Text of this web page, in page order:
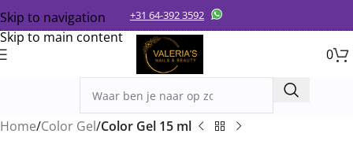
Skip to navigation
Skip to main content
+31 64-392 3592
0
Home Color Gel Color Gel 15 ml